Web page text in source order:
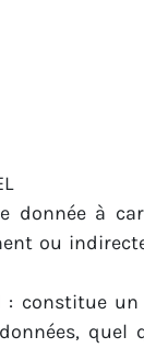
donnée à
ou
: constitue